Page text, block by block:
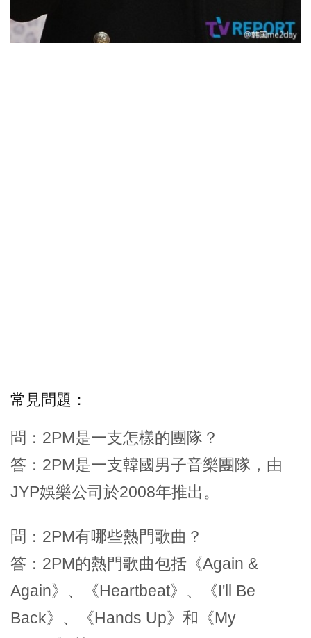
常見問題：
問：2PM是一支怎樣的團隊？
答：2PM是一支韓國男子音樂團隊，由
JYP娛樂公司於2008年推出。
問：2PM有哪些熱門歌曲？
答：2PM的熱門歌曲包括《Again &
Again》、《Heartbeat》、《I'll Be
Back》、《Hands Up》和《My